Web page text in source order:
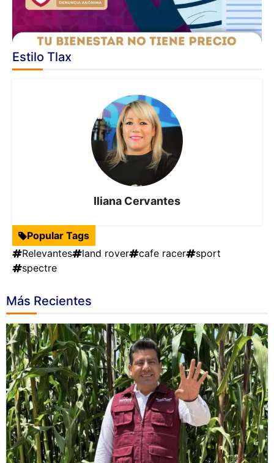
Estilo Tlax
Iliana Cervantes
Popular Tags
Relevantes
land rover cafe racer
sport
spectre
Más Recientes